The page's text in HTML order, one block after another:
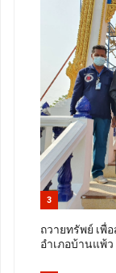
3
ถวายทรัพย์ เพื่
อำเภอบ้านแพ้